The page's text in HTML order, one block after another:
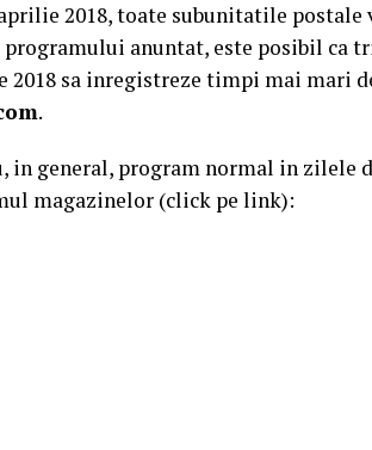
2018, toate subunitatile postale
programului anuntat, este posibil ca
2018 sa inregistreze timpi mai mari
.
in general, program normal in zilele
magazinelor (click pe link):